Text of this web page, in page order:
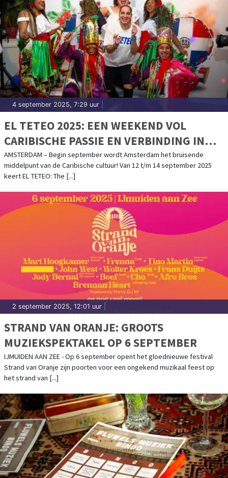
4 september 2025, 7:29 uur
EL TETEO 2025: EEN WEEKEND VOL
CARIBISCHE PASSIE EN VERBINDING IN
AMSTERDAM – 12 T/M 14 SEPTEMBER
AMSTERDAM – Begin september wordt Amsterdam het bruisende
middelpunt van de Caribische cultuur! Van 12 t/m 14 september 2025
keert EL TETEO: The [...]
2 september 2025, 12:01 uur
STRAND VAN ORANJE: GROOTS
MUZIEKSPEKTAKEL OP 6 SEPTEMBER
IJMUIDEN AAN ZEE - Op 6 september opent het gloednieuwe festival
Strand van Oranje zijn poorten voor een ongekend muzikaal feest op
het strand van [...]